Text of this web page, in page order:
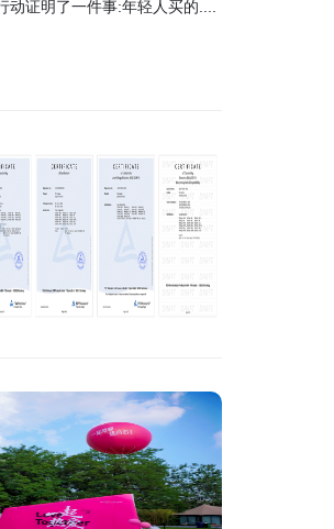
证明了一件事:年轻人买的....